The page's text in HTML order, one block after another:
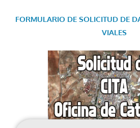
FORMULARIO DE SOLICITUD DE
VIALES